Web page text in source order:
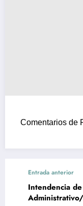
Comentarios de
Entrada anterior
Intendencia